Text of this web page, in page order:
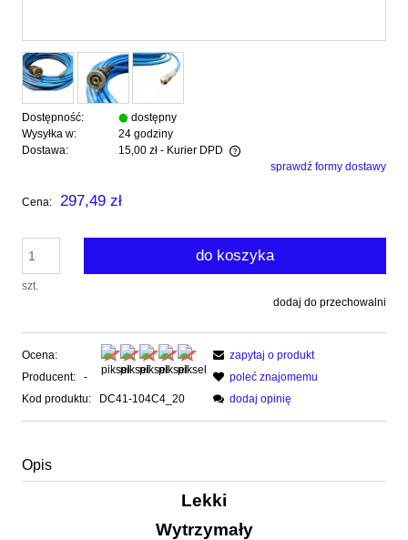
Dostępność:
dostępny
Wysyłka w:
24 godziny
Dostawa:
15,00 zł - Kurier DPD
Cena nie zawiera ewentualnych kosztów płatnościsprawdź formy dostawy
Cena: 297,49 zł
szt.
do koszyka
dodaj do przechowalni
Ocena:
Producent:
-
Kod produktu:
DC41-104C4_20
zapytaj o produkt
poleć znajomemu
dodaj opinię
Opis
Lekki
Wytrzymały